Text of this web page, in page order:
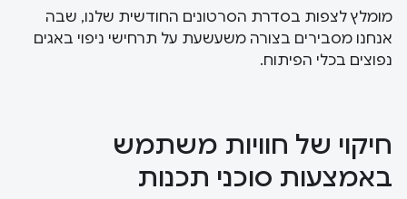
מומלץ לצפות בסדרת הסרטונים החודשית שלנו, שבה
אנחנו מסבירים בצורה משעשעת על תרחישי ניפוי באגים
נפוצים בכלי הפיתוח.
חיקוי של חוויות משתמש
באמצעות סוכני תכנות